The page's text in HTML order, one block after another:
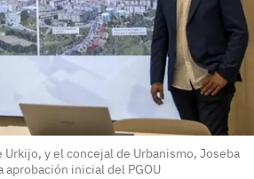
Urkijo, y el concejal de Urbanismo, Joseba
aprobación inicial del PGOU